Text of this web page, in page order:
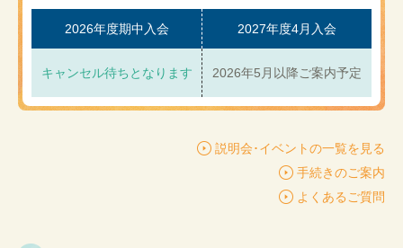
2026年度期中入会
キャンセル待ちとなります
2027年度4月入会
2026年5月以降ご案内予定
説明会･イベントの一覧を見る
手続きのご案内
よくあるご質問